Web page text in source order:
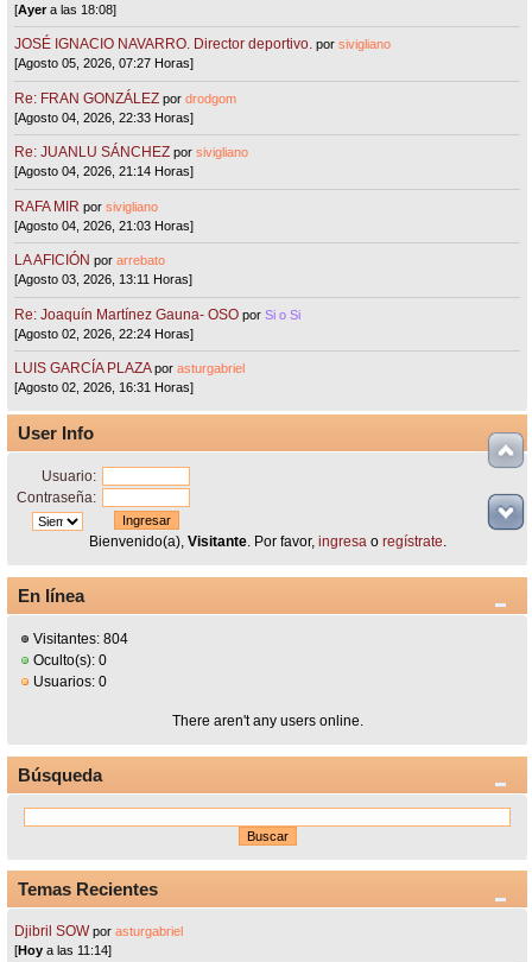
[Ayera las 18:08]
JOSÉ IGNACIO NAVARRO. Director deportivo. porsivigliano
[Agosto 05, 2026, 07:27 Horas]
Re: FRAN GONZÁLEZ pordrodgom
[Agosto 04, 2026, 22:33 Horas]
Re: JUANLU SÁNCHEZ porsivigliano
[Agosto 04, 2026, 21:14 Horas]
RAFA MIR porsivigliano
[Agosto 04, 2026, 21:03 Horas]
LA AFICIÓN porarrebato
[Agosto 03, 2026, 13:11 Horas]
Re: Joaquín Martínez Gauna- OSO porSi o Si
[Agosto 02, 2026, 22:24 Horas]
LUIS GARCÍA PLAZA porasturgabriel
[Agosto 02, 2026, 16:31 Horas]
User Info
Usuario:
Contraseña:
Bienvenido(a), Visitante. Por favor, ingresao regístrate.
En línea
Visitantes: 804
Oculto(s): 0
Usuarios: 0
There aren't any users online.
Búsqueda
Temas Recientes
Djibril SOW porasturgabriel
[Hoy a las 11:14]